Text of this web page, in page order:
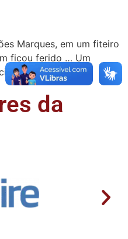
Marques, em um fiteiro
ficou ferido … Um
comercial …
da